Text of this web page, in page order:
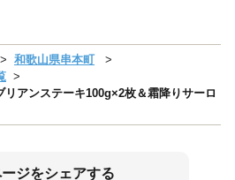
和歌山県串本町
アンステーキ100g×2枚＆霜降りサーロ
ジをシェアする